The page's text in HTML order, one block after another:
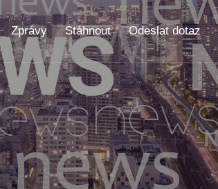
Zprávy Stáhnout Odeslat dotaz